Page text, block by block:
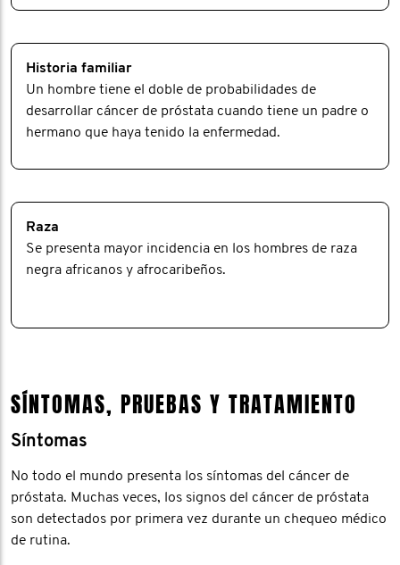
Historia familiar
Un hombre tiene el doble de probabilidades de
desarrollar cáncer de próstata cuando tiene un padre o
hermano que haya tenido la enfermedad.
Raza
Se presenta mayor incidencia en los hombres de raza
negra africanos y afrocaribeños.
SÍNTOMAS, PRUEBAS Y TRATAMIENTO
Síntomas
No todo el mundo presenta los síntomas del cáncer de
próstata. Muchas veces, los signos del cáncer de próstata
son detectados por primera vez durante un chequeo médico
de rutina.